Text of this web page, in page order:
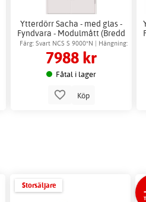
Ytterdörr Sacha - med glas -
Fyndvara - Modulmått (Bredd
| Höjd dm): 10x21
Färg: Svart NCS S 9000*N | Hängning:
Vänsterhängd
7988 kr
Fåtal i lager
Köp
Storsäljare